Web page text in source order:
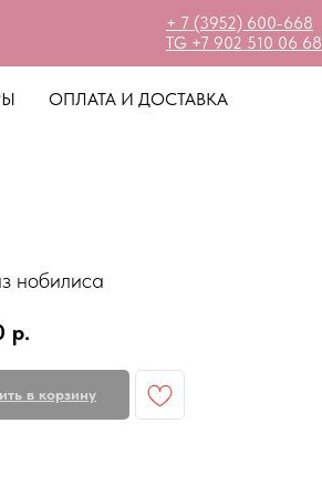
+ 7 (3952) 600-668
TG +7 902 510 06 68
ОПЛАТА И ДОСТАВКА
нобилиса
р.
в корзину